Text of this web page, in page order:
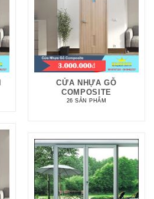
CỬA NHỰA GỖ
COMPOSITE
26 SẢN PHẨM